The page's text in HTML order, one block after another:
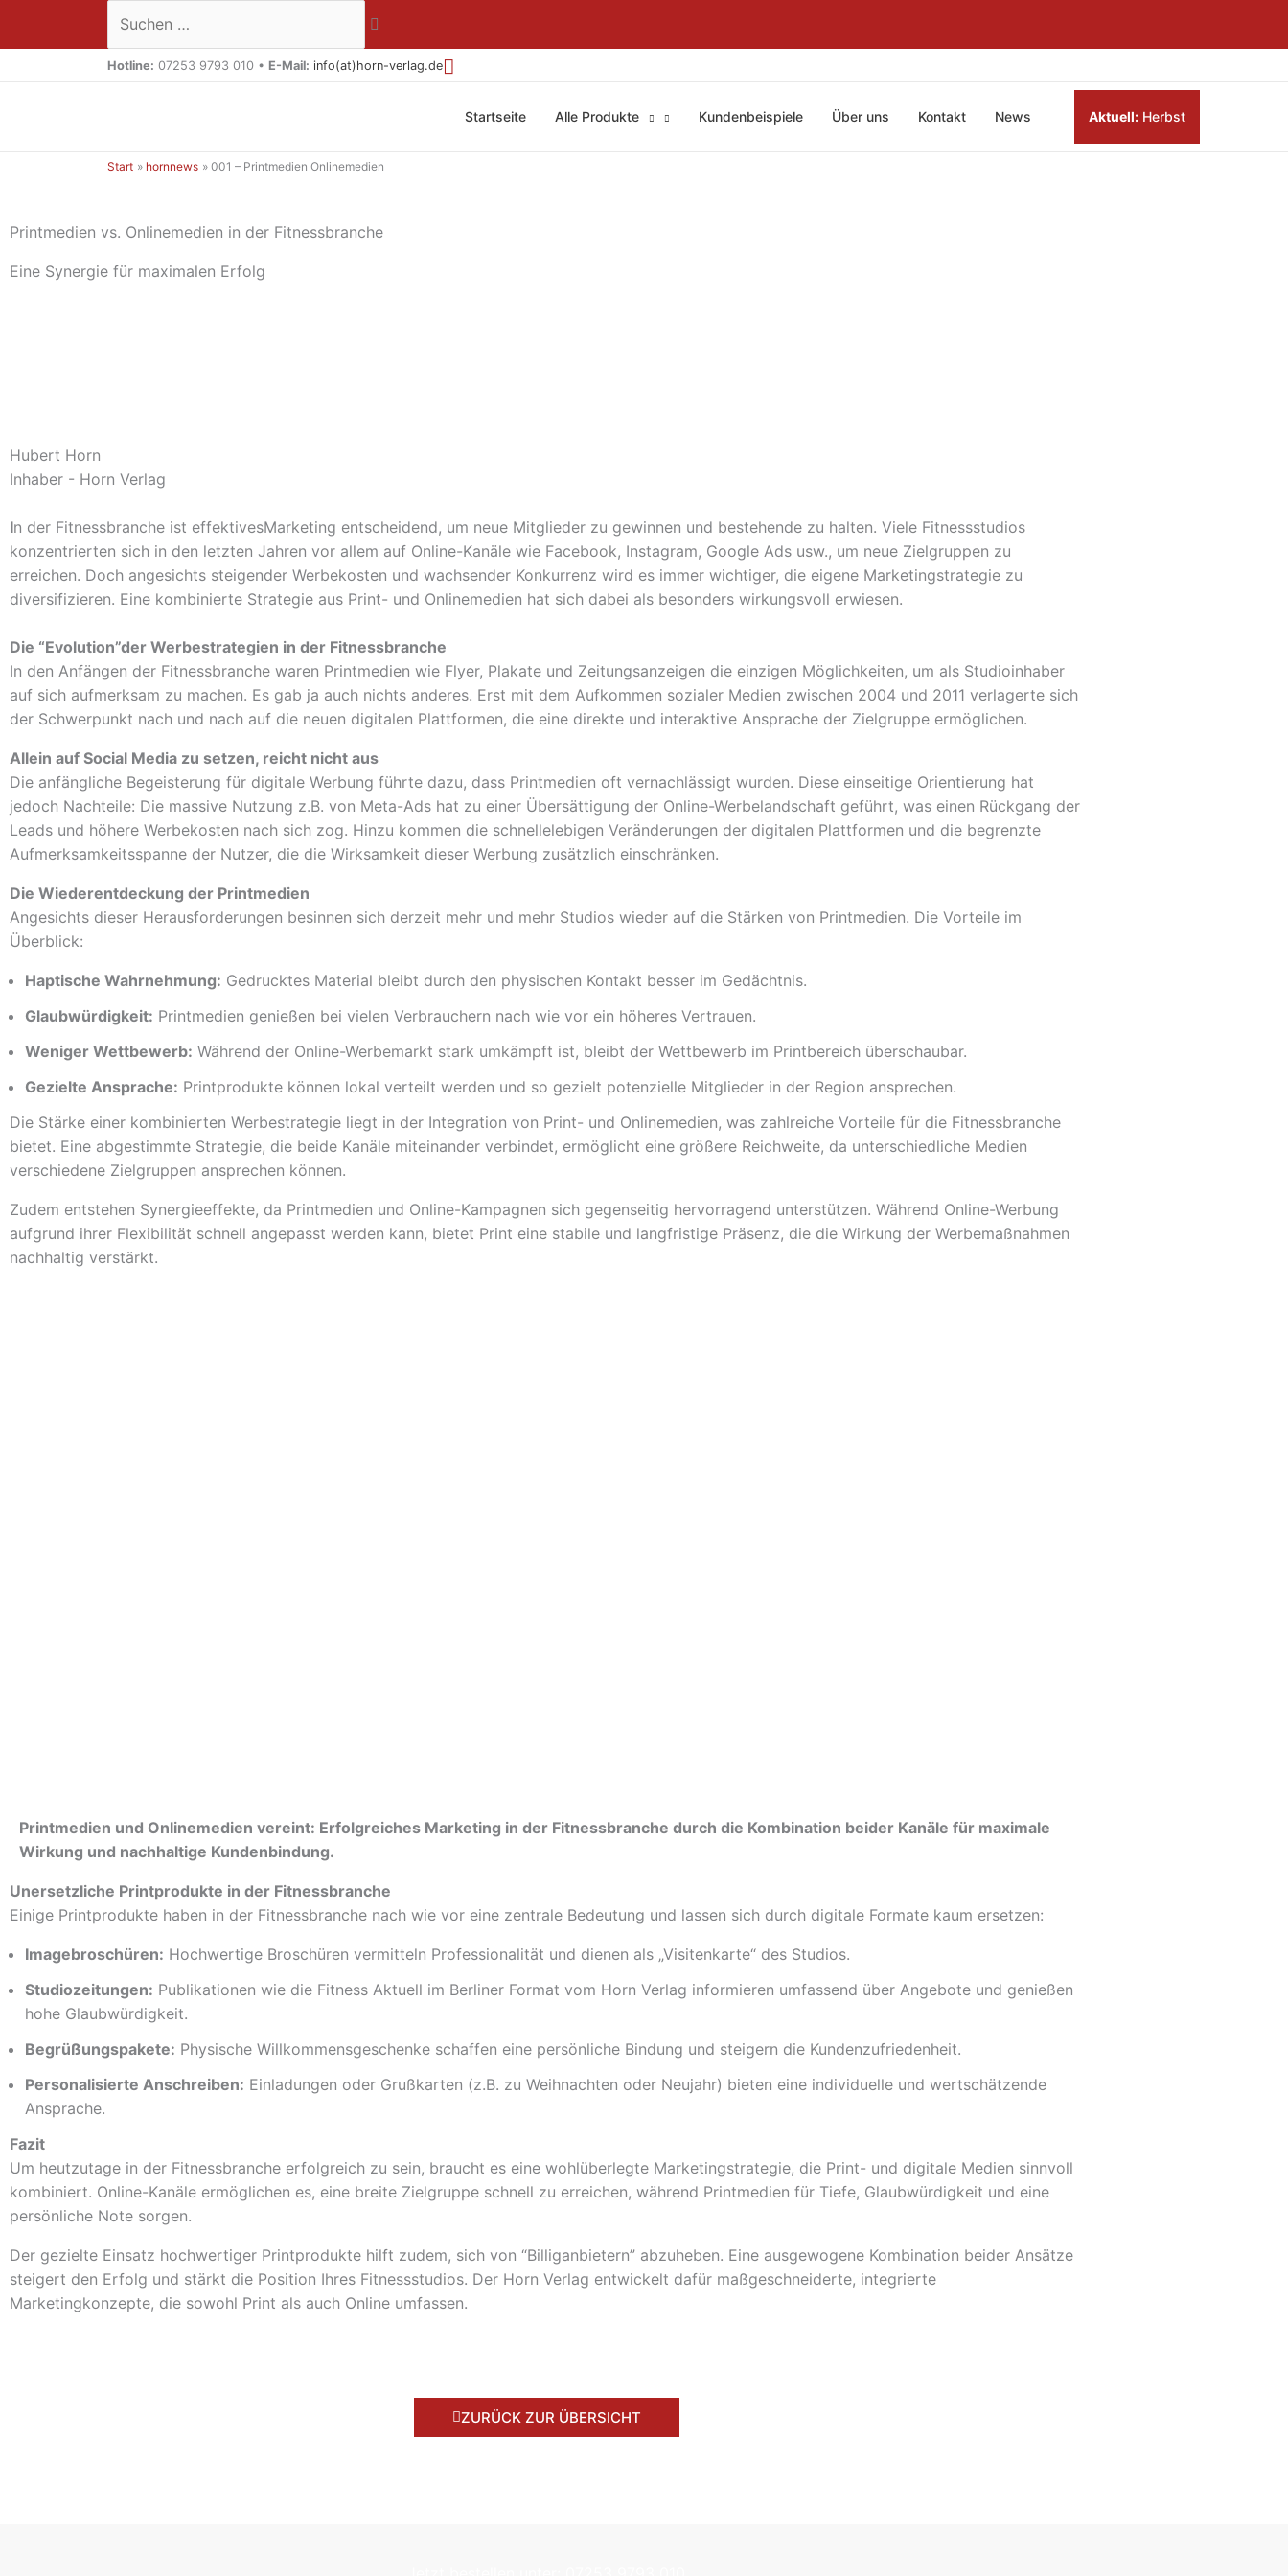
Suchen …
Hotline: 07253 9793 010 • E-Mail: info(at)horn-verlag.de
Startseite Alle Produkte Kundenbeispiele Über uns Kontakt News Aktuell: Herbst
Start hornnews 001 – Printmedien Onlinemedien
Printmedien vs. Onlinemedien in der Fitnessbranche
Eine Synergie für maximalen Erfolg
Hubert Horn
Inhaber - Horn Verlag
In der Fitnessbranche ist effektivesMarketing entscheidend, um neue Mitglieder zu gewinnen und bestehende zu halten. Viele Fitnessstudios
konzentrierten sich in den letzten Jahren vor allem auf Online-Kanäle wie Facebook, Instagram, Google Ads usw., um neue Zielgruppen zu
erreichen. Doch angesichts steigender Werbekosten und wachsender Konkurrenz wird es immer wichtiger, die eigene Marketingstrategie zu
diversifizieren. Eine kombinierte Strategie aus Print- und Onlinemedien hat sich dabei als besonders wirkungsvoll erwiesen.
Die “Evolution”der Werbestrategien in der Fitnessbranche
In den Anfängen der Fitnessbranche waren Printmedien wie Flyer, Plakate und Zeitungsanzeigen die einzigen Möglichkeiten, um als Studioinhaber
auf sich aufmerksam zu machen. Es gab ja auch nichts anderes. Erst mit dem Aufkommen sozialer Medien zwischen 2004 und 2011 verlagerte sich
der Schwerpunkt nach und nach auf die neuen digitalen Plattformen, die eine direkte und interaktive Ansprache der Zielgruppe ermöglichen.
Allein auf Social Media zu setzen, reicht nicht aus
Die anfängliche Begeisterung für digitale Werbung führte dazu, dass Printmedien oft vernachlässigt wurden. Diese einseitige Orientierung hat
jedoch Nachteile: Die massive Nutzung z.B. von Meta-Ads hat zu einer Übersättigung der Online-Werbelandschaft geführt, was einen Rückgang der
Leads und höhere Werbekosten nach sich zog. Hinzu kommen die schnellelebigen Veränderungen der digitalen Plattformen und die begrenzte
Aufmerksamkeitsspanne der Nutzer, die die Wirksamkeit dieser Werbung zusätzlich einschränken.
Die Wiederentdeckung der Printmedien
Angesichts dieser Herausforderungen besinnen sich derzeit mehr und mehr Studios wieder auf die Stärken von Printmedien. Die Vorteile im
Überblick:
Haptische Wahrnehmung: Gedrucktes Material bleibt durch den physischen Kontakt besser im Gedächtnis.
Glaubwürdigkeit: Printmedien genießen bei vielen Verbrauchern nach wie vor ein höheres Vertrauen.
Weniger Wettbewerb: Während der Online-Werbemarkt stark umkämpft ist, bleibt der Wettbewerb im Printbereich überschaubar.
Gezielte Ansprache: Printprodukte können lokal verteilt werden und so gezielt potenzielle Mitglieder in der Region ansprechen.
Die Stärke einer kombinierten Werbestrategie liegt in der Integration von Print- und Onlinemedien, was zahlreiche Vorteile für die Fitnessbranche
bietet. Eine abgestimmte Strategie, die beide Kanäle miteinander verbindet, ermöglicht eine größere Reichweite, da unterschiedliche Medien
verschiedene Zielgruppen ansprechen können.
Zudem entstehen Synergieeffekte, da Printmedien und Online-Kampagnen sich gegenseitig hervorragend unterstützen. Während Online-Werbung
aufgrund ihrer Flexibilität schnell angepasst werden kann, bietet Print eine stabile und langfristige Präsenz, die die Wirkung der Werbemaßnahmen
nachhaltig verstärkt.
Printmedien und Onlinemedien vereint: Erfolgreiches Marketing in der Fitnessbranche durch die Kombination beider Kanäle für maximale
Wirkung und nachhaltige Kundenbindung.
Unersetzliche Printprodukte in der Fitnessbranche
Einige Printprodukte haben in der Fitnessbranche nach wie vor eine zentrale Bedeutung und lassen sich durch digitale Formate kaum ersetzen:
Imagebroschüren: Hochwertige Broschüren vermitteln Professionalität und dienen als „Visitenkarte“ des Studios.
Studiozeitungen: Publikationen wie die Fitness Aktuell im Berliner Format vom Horn Verlag informieren umfassend über Angebote und genießen
hohe Glaubwürdigkeit.
Begrüßungspakete: Physische Willkommensgeschenke schaffen eine persönliche Bindung und steigern die Kundenzufriedenheit.
Personalisierte Anschreiben: Einladungen oder Grußkarten (z.B. zu Weihnachten oder Neujahr) bieten eine individuelle und wertschätzende
Ansprache.
Fazit
Um heutzutage in der Fitnessbranche erfolgreich zu sein, braucht es eine wohlüberlegte Marketingstrategie, die Print- und digitale Medien sinnvoll
kombiniert. Online-Kanäle ermöglichen es, eine breite Zielgruppe schnell zu erreichen, während Printmedien für Tiefe, Glaubwürdigkeit und eine
persönliche Note sorgen.
Der gezielte Einsatz hochwertiger Printprodukte hilft zudem, sich von “Billiganbietern” abzuheben. Eine ausgewogene Kombination beider Ansätze
steigert den Erfolg und stärkt die Position Ihres Fitnessstudios. Der Horn Verlag entwickelt dafür maßgeschneiderte, integrierte
Marketingkonzepte, die sowohl Print als auch Online umfassen.
ZURÜCK ZUR ÜBERSICHT